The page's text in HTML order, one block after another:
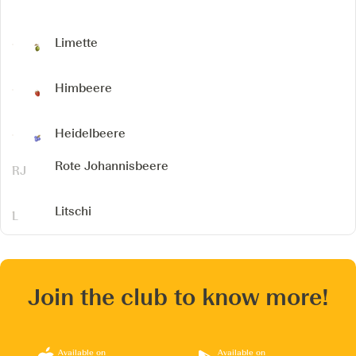
Limette
Himbeere
Heidelbeere
Rote Johannisbeere
Litschi
Join the club to know more!
Available on Available on